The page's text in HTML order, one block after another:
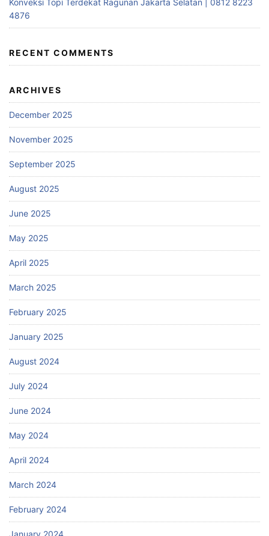
4876
RECENT COMMENTS
ARCHIVES
December 2025
November 2025
September 2025
August 2025
June 2025
May 2025
April 2025
March 2025
February 2025
January 2025
August 2024
July 2024
June 2024
May 2024
April 2024
March 2024
February 2024
January 2024